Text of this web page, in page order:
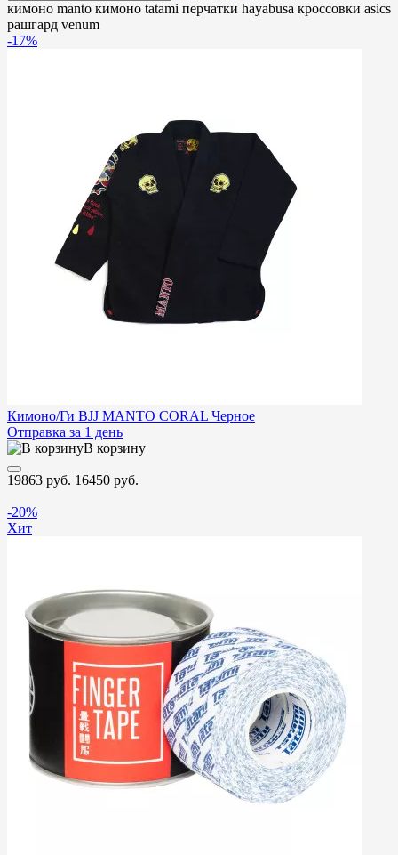
кимоно manto кимоно tatami перчатки hayabusa кроссовки asics
рашгард venum
-17%
Кимоно/Ги BJJ MANTO CORAL Черное
Отправка за 1 день
В корзину
19863 руб. 16450 руб.
-20%
Хит